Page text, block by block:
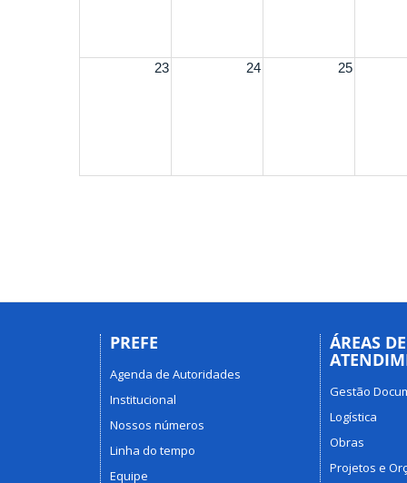
23 24 25
PREFE
Agenda de Autoridades
Institucional
Nossos números
Linha do tempo
Equipe
ÁREAS DE
Gestão
Logística
Obras
Projetos e